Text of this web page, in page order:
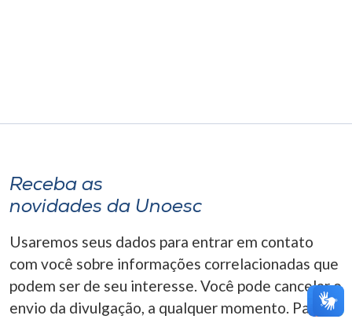
o idioma
A-
Receba as
novidades da Unoesc
Usaremos seus dados para entrar em contato
com você sobre informações correlacionadas que
podem ser de seu interesse. Você pode cancelar o
envio da divulgação, a qualquer momento. Para